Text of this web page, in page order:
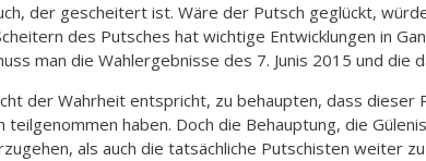
der gescheitert ist. Wäre der Putsch geglückt,
des Putsches hat wichtige Entwicklungen in
man die Wahlergebnisse des 7. Junis 2015 und
der Wahrheit entspricht, zu behaupten, dass
teilgenommen haben. Doch die Behauptung, die
als auch die tatsächliche Putschisten weiter